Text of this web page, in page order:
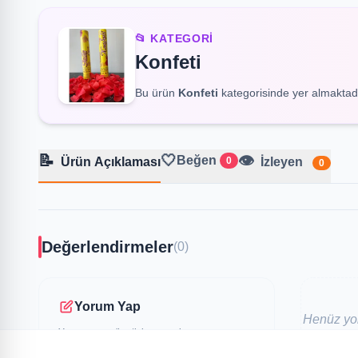
📂 KATEGORI
Konfeti
Bu ürün Konfeti kategorisinde yer
📝 Ürün Açıklaması🤍 Beğen 0 👁️ İzleyen 0
Değerlendirmeler(0)
Yorum Yap
Yorumunuz yönetici onayından sonra
Henüz